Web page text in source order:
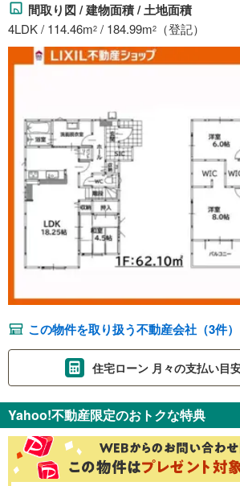
間取り図 / 建物面積 / 土地面積
4LDK / 114.46m2 / 184.99m2 （登記）
この物件を取り扱う不動産会社（3件）
住宅ローン 月々の支払い目
金利
Yahoo!不動産限定のおトクな特典